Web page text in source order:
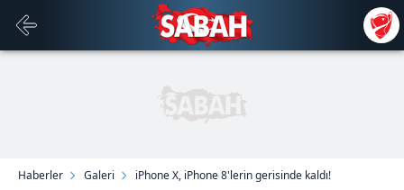
Haberler Galeri
iPhone X, iPhone 8'lerin gerisinde kaldı!